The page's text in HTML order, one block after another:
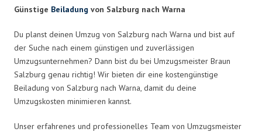
Günstige Beiladung von Salzburg nach Warna
Du planst deinen Umzug von Salzburg nach Warna und bist auf
der Suche nach einem günstigen und zuverlässigen
Umzugsunternehmen? Dann bist du bei Umzugsmeister Braun
Salzburg genau richtig! Wir bieten dir eine kostengünstige
Beiladung von Salzburg nach Warna, damit du deine
Umzugskosten minimieren kannst.
Unser erfahrenes und professionelles Team von Umzugsmeister